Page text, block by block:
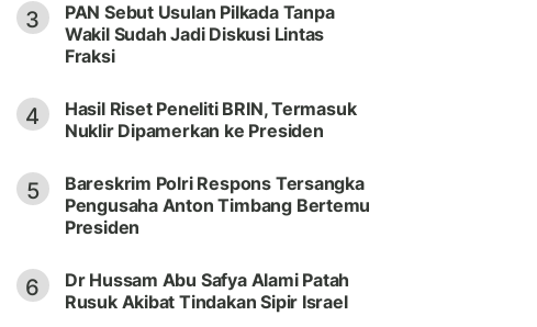
3
PAN Sebut Usulan Pilkada Tanpa
Wakil Sudah Jadi Diskusi Lintas
Fraksi
4
Hasil Riset Peneliti BRIN, Termasuk
Nuklir Dipamerkan ke Presiden
5
Bareskrim Polri Respons Tersangka
Pengusaha Anton Timbang Bertemu
Presiden
6
Dr Hussam Abu Safya Alami Patah
Rusuk Akibat Tindakan Sipir Israel